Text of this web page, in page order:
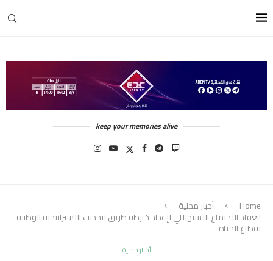
keep your memories alive
Home أخبار محلية
انعقاد الاجتماع الاستهلالي لإعداد خارطة طريق لتحديث الاستراتيجية الوطنية
لقطاع المياه
أخبار محلية